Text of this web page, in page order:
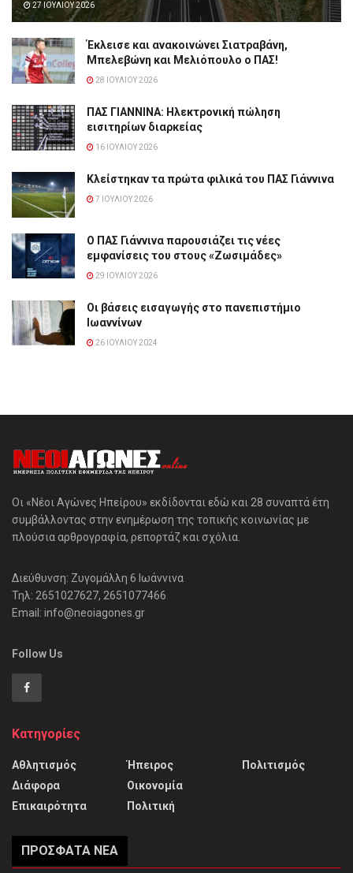
27 ΙΟΥΛΊΟΥ 2026
Έκλεισε και ανακοινώνει Σιατραβάνη,
Μπελεβώνη και Μελιόπουλο ο ΠΑΣ!
28 ΙΟΥΛΊΟΥ 2026
ΠΑΣ ΓΙΑΝΝΙΝΑ: Hλεκτρονική πώληση
εισιτηρίων διαρκείας
16 ΙΟΥΛΊΟΥ 2026
Κλείστηκαν τα πρώτα φιλικά του ΠΑΣ Γιάννινα
7 ΙΟΥΛΊΟΥ 2026
Ο ΠΑΣ Γιάννινα παρουσιάζει τις νέες
εμφανίσεις του στους «Ζωσιμάδες»
29 ΙΟΥΛΊΟΥ 2026
Οι βάσεις εισαγωγής στο πανεπιστήμιο
Ιωαννίνων
26 ΙΟΥΛΊΟΥ 2024
Οι «Νέοι Αγώνες Ηπείρου» εκδίδονται εδώ και 28 συναπτά έτη
συμβάλλοντας στην ενημέρωση της τοπικής κοινωνίας με
πλούσια αρθρογραφία, ρεπορτάζ και σχόλια.
Διεύθυνση: Ζυγομάλλη 6 Ιωάννινα
Τηλ: 2651027627, 2651077466
Email: info@neoiagones.gr
Follow Us
Κατηγορίες
Αθλητισμός
Διάφορα
Επικαιρότητα
Ήπειρος
Οικονομία
Πολιτική
Πολιτισμός
ΠΡΌΣΦΑΤΑ ΝΈΑ